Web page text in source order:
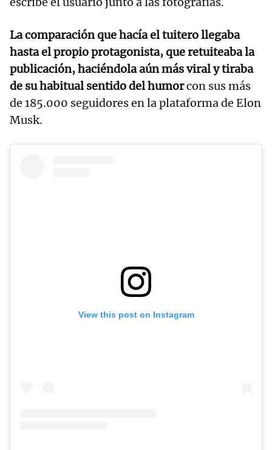
La comparación que hacía el tuitero llegaba
hasta el propio protagonista, que retuiteaba la
publicación, haciéndola aún más viral y tiraba
de su habitual sentido del humorcon sus más
de 185.000 seguidores en la plataforma de Elon
Musk.
View this post on Instagram